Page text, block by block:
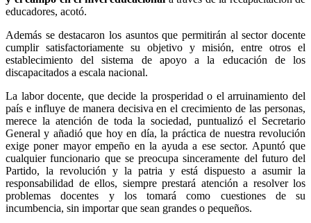
educadores, acotó.
Además se destacaron los asuntos que permitirán al sector docente
cumplir satisfactoriamente su objetivo y misión, entre otros el
establecimiento del sistema de apoyo a la educación de los
discapacitados a escala nacional.
La labor docente, que decide la prosperidad o el arruinamiento del
país e influye de manera decisiva en el crecimiento de las personas,
merece la atención de toda la sociedad, puntualizó el Secretario
General y añadió que hoy en día, la práctica de nuestra revolución
exige poner mayor empeño en la ayuda a ese sector. Apuntó que
cualquier funcionario que se preocupa sinceramente del futuro del
Partido, la revolución y la patria y está dispuesto a asumir la
responsabilidad de ellos, siempre prestará atención a resolver los
problemas docentes y los tomará como cuestiones de su
incumbencia, sin importar que sean grandes o pequeños.